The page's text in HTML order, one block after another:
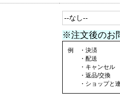
※注文後のお
例 ・決済
・配送
・キャンセル
・返品/交換
・ショップと連